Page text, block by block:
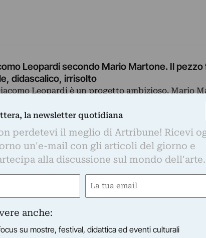
Leopardi secondo Mario Martone. Il pezzo
didascalico, irrisolto
Leopardi è un progetto ambizioso. Mario
la trasposizione cinematografica di una
la newsletter quotidiana
perdetevi il meglio di Artribune! Ricevi
un'e-mail con gli articoli del giorno e
alla discussione sul mondo dell'arte.
Email
anche:
su mostre, festival, didattica ed eventi culturali